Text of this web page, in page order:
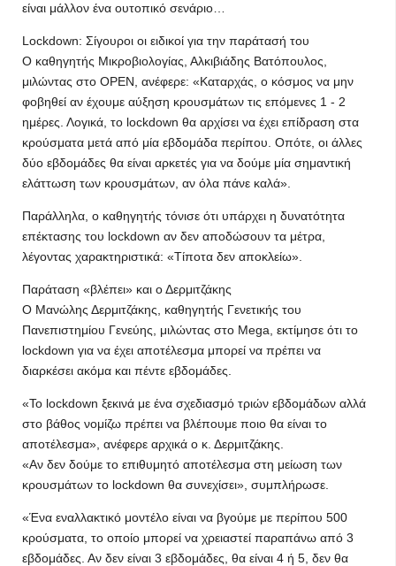
είναι μάλλον ένα ουτοπικό σενάριο…
Lockdown: Σίγουροι οι ειδικοί για την παράτασή του
Ο καθηγητής Μικροβιολογίας, Αλκιβιάδης Βατόπουλος,
μιλώντας στο OPEN, ανέφερε: «Καταρχάς, ο κόσμος να μην
φοβηθεί αν έχουμε αύξηση κρουσμάτων τις επόμενες 1 - 2
ημέρες. Λογικά, το lockdown θα αρχίσει να έχει επίδραση στα
κρούσματα μετά από μία εβδομάδα περίπου. Οπότε, οι άλλες
δύο εβδομάδες θα είναι αρκετές για να δούμε μία σημαντική
ελάττωση των κρουσμάτων, αν όλα πάνε καλά».
Παράλληλα, ο καθηγητής τόνισε ότι υπάρχει η δυνατότητα
επέκτασης του lockdown αν δεν αποδώσουν τα μέτρα,
λέγοντας χαρακτηριστικά: «Τίποτα δεν αποκλείω».
Παράταση «βλέπει» και ο Δερμιτζάκης
Ο Μανώλης Δερμιτζάκης, καθηγητής Γενετικής του
Πανεπιστημίου Γενεύης, μιλώντας στο Mega, εκτίμησε ότι το
lockdown για να έχει αποτέλεσμα μπορεί να πρέπει να
διαρκέσει ακόμα και πέντε εβδομάδες.
«Το lockdown ξεκινά με ένα σχεδιασμό τριών εβδομάδων αλλά
στο βάθος νομίζω πρέπει να βλέπουμε ποιο θα είναι το
αποτέλεσμα», ανέφερε αρχικά ο κ. Δερμιτζάκης.
«Αν δεν δούμε το επιθυμητό αποτέλεσμα στη μείωση των
κρουσμάτων το lockdown θα συνεχίσει», συμπλήρωσε.
«Ένα εναλλακτικό μοντέλο είναι να βγούμε με περίπου 500
κρούσματα, το οποίο μπορεί να χρειαστεί παραπάνω από 3
εβδομάδες. Αν δεν είναι 3 εβδομάδες, θα είναι 4 ή 5, δεν θα